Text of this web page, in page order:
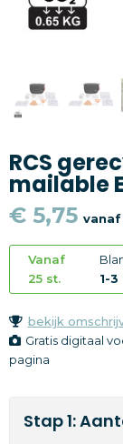
Health en
Textiel
Merken
RCS
mailable
€ 5,75 vanaf
Vanaf
25 st.
1-
bekijk
Gratis digitaal
pagina
Stap 1: